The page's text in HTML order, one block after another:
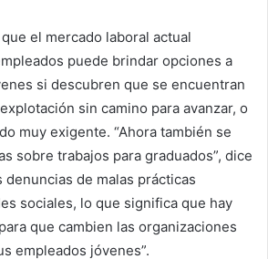
el mercado laboral actual
puede brindar opciones a
si descubren que se encuentran
sin camino para avanzar, o
muy exigente. “Ahora también se
sobre trabajos para graduados”, dice
denuncias de malas prácticas
sociales, lo que significa que hay
que cambien las organizaciones
empleados jóvenes”.